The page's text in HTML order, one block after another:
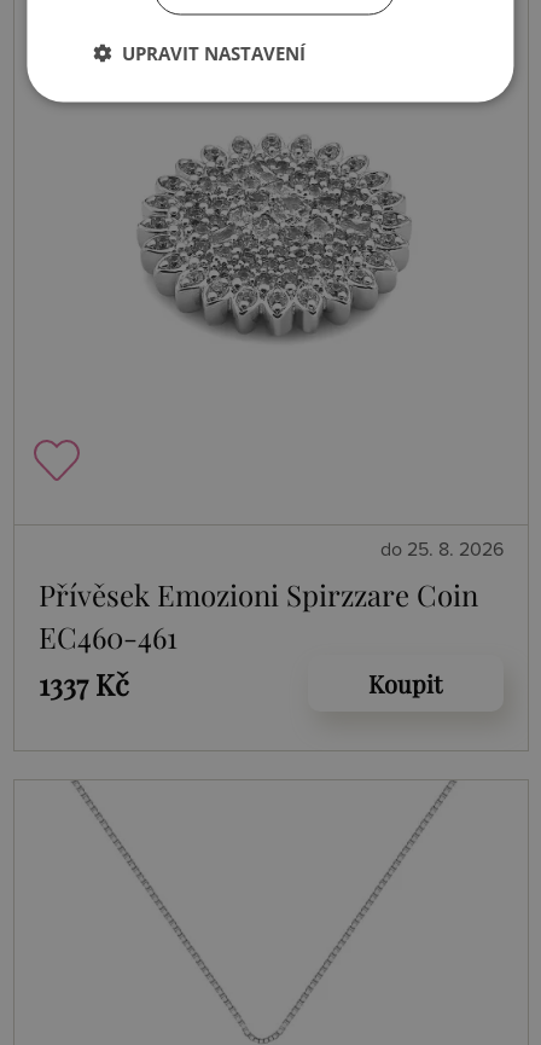
do 25. 8. 2026
Přívěsek Emozioni Spirzzare Coin
EC460-461
1337 Kč
Koupit
UPRAVIT NASTAVENÍ